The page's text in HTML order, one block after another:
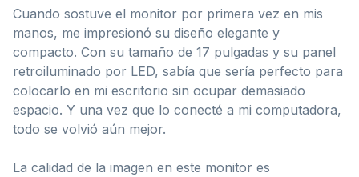
Cuando sostuve el monitor por primera vez en mis
manos, me impresionó su diseño elegante y
compacto. Con su tamaño de 17 pulgadas y su panel
retroiluminado por LED, sabía que sería perfecto para
colocarlo en mi escritorio sin ocupar demasiado
espacio. Y una vez que lo conecté a mi computadora,
todo se volvió aún mejor.
La calidad de la imagen en este monitor es